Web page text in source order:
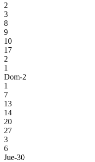
2
3
8
9
10
17
2
1
Dom-2
1
7
13
14
20
27
3
6
Jue-30